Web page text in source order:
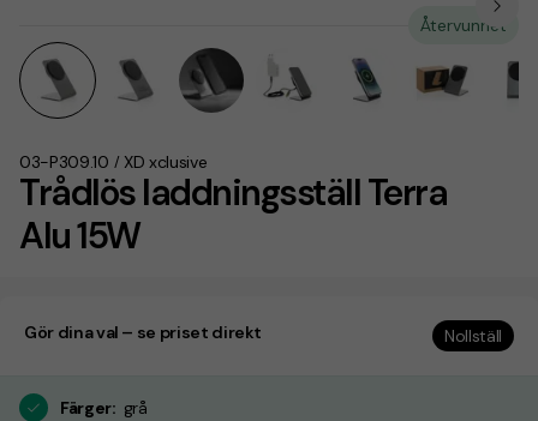
Trådlös laddningsställ Terra
Alu 15W
03-P309.10 / XD xclusive
Återvunnet
Gör dina val – se priset direkt Nollställ
Färger: grå